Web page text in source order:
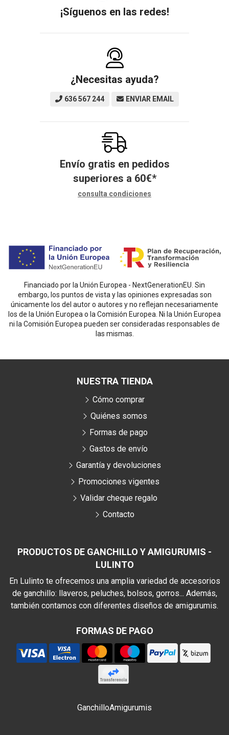
¡Síguenos en las redes!
¿Necesitas ayuda?
636 567 244 ENVIAR EMAIL
Envío gratis en pedidos
superiores a 60€*
consulta condiciones
Financiado por la Unión Europea - NextGenerationEU. Sin
embargo, los puntos de vista y las opiniones expresadas son
únicamente los del autor o autores y no reflejan necesariamente
los de la Unión Europea o la Comisión Europea. Ni la Unión Europea
ni la Comisión Europea pueden ser consideradas responsables de
las mismas.
PRODUCTOS DE GANCHILLO Y AMIGURUMIS -
LULINTO
En Lulinto te ofrecemos una amplia variedad de accesorios
de ganchillo: llaveros, peluches, bolsos, gorros... Además,
también contamos con diferentes diseños de amigurumis.
FORMAS DE PAGO
NUESTRA TIENDA
Cómo comprar
Quiénes somos
Formas de pago
Gastos de envío
Garantía y devoluciones
Promociones vigentes
Validar cheque regalo
Contacto
GanchilloAmigurumis